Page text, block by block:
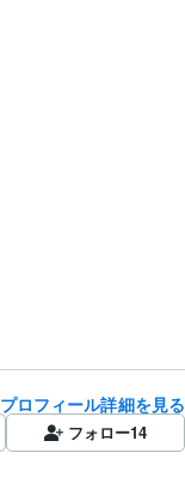
プロフィール詳細を見る
フォロー14